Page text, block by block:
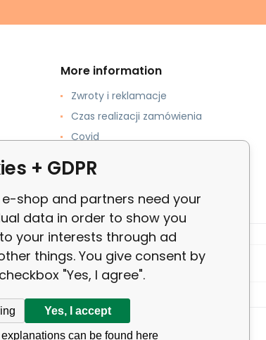
More information
Zwroty i reklamacje
Czas realizacji zamówienia
Covid
+ GDPR
shop and partners need your
data in order to show you
your interests through ad
things. You give consent by
"Yes, I agree".
Yes, I accept
can be found here